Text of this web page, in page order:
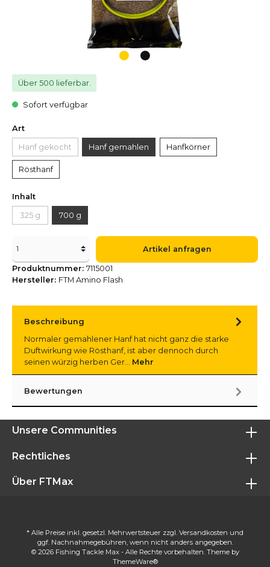
Über 500 lieferbar.
Sofort verfügbar
Art
Hanf gekocht Hanf gemahlen Hanfkörner
Rösthanf
Inhalt
325 g 700 g
Artikel anfragen
Produktnummer: 7115001
Hersteller: FTM Amino Flash
Beschreibung
Normaler gemahlener Hanf hat nicht ganz die starke
Duftwirkung wie Rösthanf, ist aber dennoch durch
seinen würzig herben Ger… Mehr
Bewertungen
Unsere Communities
Rechtliches
Über FTMax
* Alle Preise inkl. gesetzl. Mehrwertsteuer zzgl. Versandkosten und
ggf. Nachnahmegebühren, wenn nicht anders angegeben.
© 2026 Fishing Tackle Max - Alle Rechte vorbehalten. Theme by
ThemeWare®